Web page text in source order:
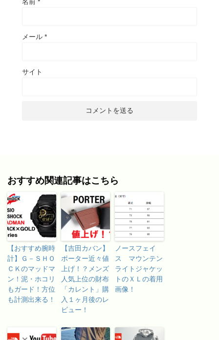
メール *
サイト
おすすめ関連記事はこちら
【おすすめ腕時
計】Ｇ－ＳＨＯ
ＣＫのマッドマ
ン！泥・ホコリ
もガード！方位
も計測出来る！
【吉田カバン】
ポーター近々値
上げ！？メンズ
人気上位の財布
「カレント」購
入１ヶ月後のレ
ビュー！
ノースフェイ
ス マウンテン
ライトジャケッ
トのＸＬの着用
画像！